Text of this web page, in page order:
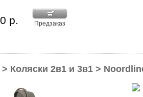
Предзаказ
р.
Коляски 2в1 и 3в1 >